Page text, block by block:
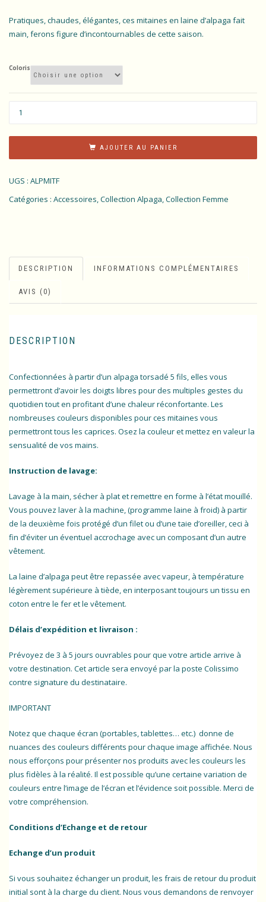
Pratiques, chaudes, élégantes, ces mitaines en laine d’alpaga fait
main, ferons figure d’incontournables de cette saison.
Coloris
AJOUTER AU PANIER
UGS : ALPMITF
Catégories : Accessoires,Collection Alpaga,Collection Femme
DESCRIPTION INFORMATIONS COMPLÉMENTAIRES
AVIS (0)
DESCRIPTION
Confectionnées à partir d’un alpaga torsadé 5 fils, elles vous
permettront d’avoir les doigts libres pour des multiples gestes du
quotidien tout en profitant d’une chaleur réconfortante. Les
nombreuses couleurs disponibles pour ces mitaines vous
permettront tous les caprices. Osez la couleur et mettez en valeur la
sensualité de vos mains.
Instruction de lavage:
Lavage à la main, sécher à plat et remettre en forme à l’état mouillé.
Vous pouvez laver à la machine, (programme laine à froid) à partir
de la deuxième fois protégé d’un filet ou d’une taie d’oreiller, ceci à
fin d’éviter un éventuel accrochage avec un composant d’un autre
vêtement.
La laine d’alpaga peut être repassée avec vapeur, à température
légèrement supérieure à tiède, en interposant toujours un tissu en
coton entre le fer et le vêtement.
Délais d’expédition et livraison :
Prévoyez de 3 à 5 jours ouvrables pour que votre article arrive à
votre destination. Cet article sera envoyé par la poste Colissimo
contre signature du destinataire.
IMPORTANT
Notez que chaque écran (portables, tablettes… etc.) donne de
nuances des couleurs différents pour chaque image affichée. Nous
nous efforçons pour présenter nos produits avec les couleurs les
plus fidèles à la réalité. Il est possible qu’une certaine variation de
couleurs entre l’image de l’écran et l’évidence soit possible. Merci de
votre compréhension.
Conditions d’Echange et de retour
Echange d’un produit
Si vous souhaitez échanger un produit, les frais de retour du produit
initial sont à la charge du client. Nous vous demandons de renvoyer